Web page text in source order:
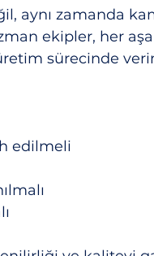
aynı zamanda
ekipler, her
sürecinde
edilmeli